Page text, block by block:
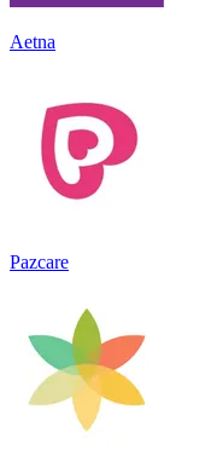
Aetna
Pazcare